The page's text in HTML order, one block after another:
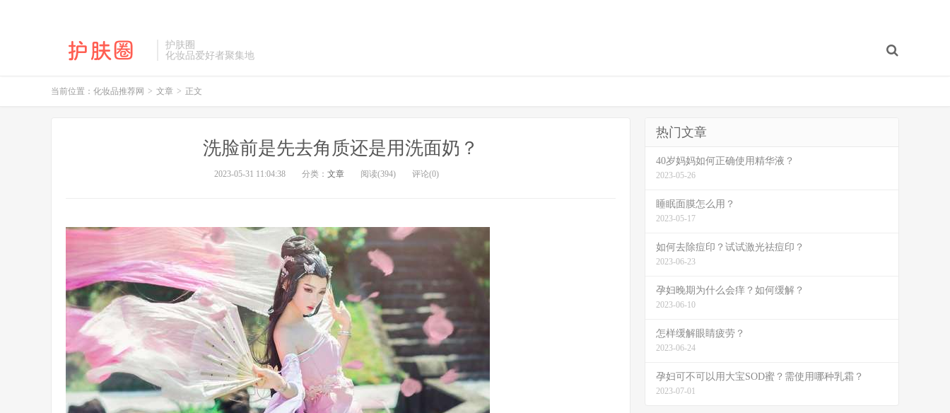
护肤圈
化妆品爱好者聚集地
当前位置： 化妆品推荐网 > 文章 > 正文
洗脸前是先去角质还是用洗面奶？
2023-05-31 11:04:38 分类： 文章 阅读(394) 评论(0)
热门文章
40岁妈妈如何正确使用精华液？
2023-05-26
睡眠面膜怎么用？
2023-05-17
如何去除痘印？试试激光祛痘印？
2023-06-23
孕妇晚期为什么会痒？如何缓解？
2023-06-10
怎样缓解眼睛疲劳？
2023-06-24
孕妇可不可以用大宝SOD蜜？需使用哪种乳霜？
2023-07-01